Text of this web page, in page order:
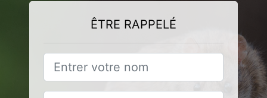
ÊTRE RAPPELÉ